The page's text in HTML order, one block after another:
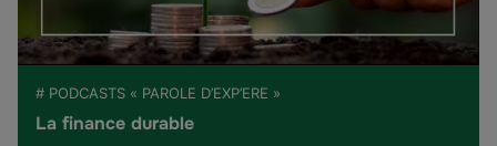
# PODCASTS « PAROLE D’EXP’ERE »
La finance durable